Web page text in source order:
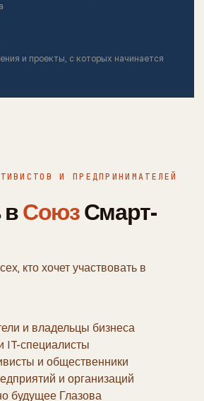
и проекты, с которых начинается
И ПРЕДПРИНИМАТЕЛЕЙ
вСоюзСмарт-
кто хочет участвовать в
и владельцы бизнеса
IT-специалисты
и общественники
и организаций
будущее Глазова